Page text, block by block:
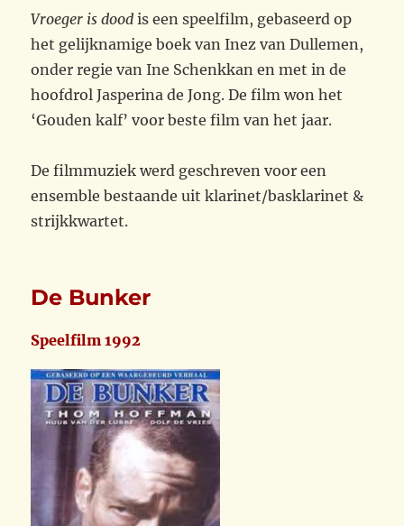
Vroeger is dood is een speelfilm, gebaseerd op
het gelijknamige boek van Inez van Dullemen,
onder regie van Ine Schenkkan en met in de
hoofdrol Jasperina de Jong. De film won het
‘Gouden kalf’ voor beste film van het jaar.
De filmmuziek werd geschreven voor een
ensemble bestaande uit klarinet/basklarinet &
strijkkwartet.
De Bunker
Speelfilm 1992